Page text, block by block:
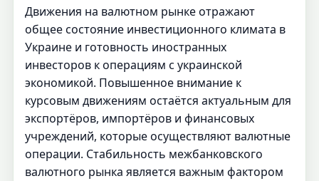
Движения на валютном рынке отражают
общее состояние инвестиционного климата в
Украине и готовность иностранных
инвесторов к операциям с украинской
экономикой. Повышенное внимание к
курсовым движениям остаётся актуальным для
экспортёров, импортёров и финансовых
учреждений, которые осуществляют валютные
операции. Стабильность межбанковского
валютного рынка является важным фактором